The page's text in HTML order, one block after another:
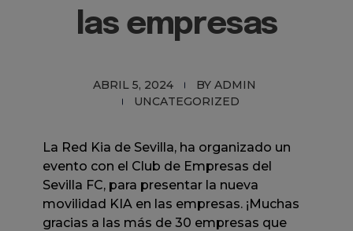
las empresas
ABRIL 5, 2024 BY ADMIN
UNCATEGORIZED
La Red Kia de Sevilla, ha organizado un
evento con el Club de Empresas del
Sevilla FC, para presentar la nueva
movilidad KIA en las empresas. ¡Muchas
gracias a las más de 30 empresas que